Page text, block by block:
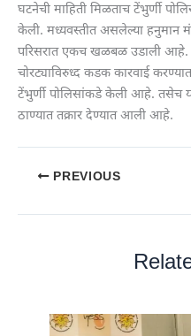
घटनेची माहिती मिळताच टेंभुर्णी
केली. मध्यवस्तीत असलेल्या हनुमान
परिसरात एकच खळबळ उडाली आहे.
चोरट्याविरुध्द कडक कारवाई
टेंभुर्णी पोलिसांकडे केली आहे. तसेच
ठाण्यात तक्रार देण्यात आली आहे.
PREVIOUS